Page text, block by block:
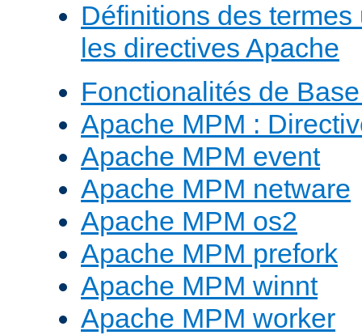
Définitions des
les directives Apache
Fonctionalités de
Apache MPM :
Apache MPM event
Apache MPM netware
Apache MPM os2
Apache MPM prefork
Apache MPM winnt
Apache MPM worker